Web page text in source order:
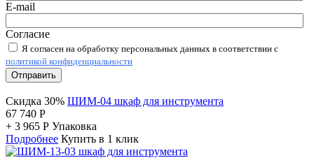
E-mail
Согласие
Я согласен на обработку персональных данных в соответствии с
политикой конфиденциальности
Отправить
Скидка 30% ШИМ-04 шкаф для инструмента
67 740 Р
+ 3 965 Р Упаковка
Подробнее Купить в 1 клик